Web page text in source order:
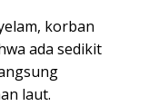
korban
ada sedikit
laut.